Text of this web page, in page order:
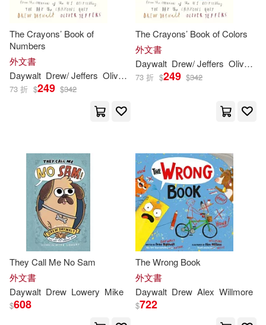
The Crayons’ Book of
Numbers
外文書
Daywalt Drew/ Jeffers Oliver (ILT)
73 折 $249 $342
The Crayons’ Book of Colors
外文書
Daywalt Drew/ Jeffers Oliver (ILT)
73 折 $249 $342
They Call Me No Sam
外文書
Daywalt Drew Lowery Mike
$608
The Wrong Book
外文書
Daywalt Drew Alex Willmore
$722